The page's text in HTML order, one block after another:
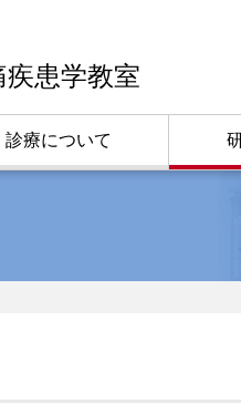
患学教室
診療について